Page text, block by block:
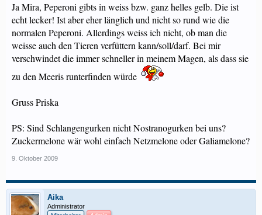
Ja Mira, Peperoni gibts in weiss bzw. ganz helles gelb. Die ist
echt lecker! Ist aber eher länglich und nicht so rund wie die
normalen Peperoni. Allerdings weiss ich nicht, ob man die
weisse auch den Tieren verfüttern kann/soll/darf. Bei mir
verschwindet die immer schneller in meinem Magen, als dass sie
zu den Meeris runterfinden würde
Gruss Priska
PS: Sind Schlangengurken nicht Nostranogurken bei uns?
Zuckermelone wär wohl einfach Netzmelone oder Galiamelone?
9. Oktober 2009
Aika
Administrator